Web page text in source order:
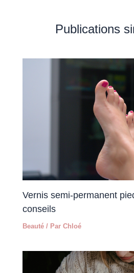
Publications
Vernis semi-permanent
conseils
Beauté / ParChloé